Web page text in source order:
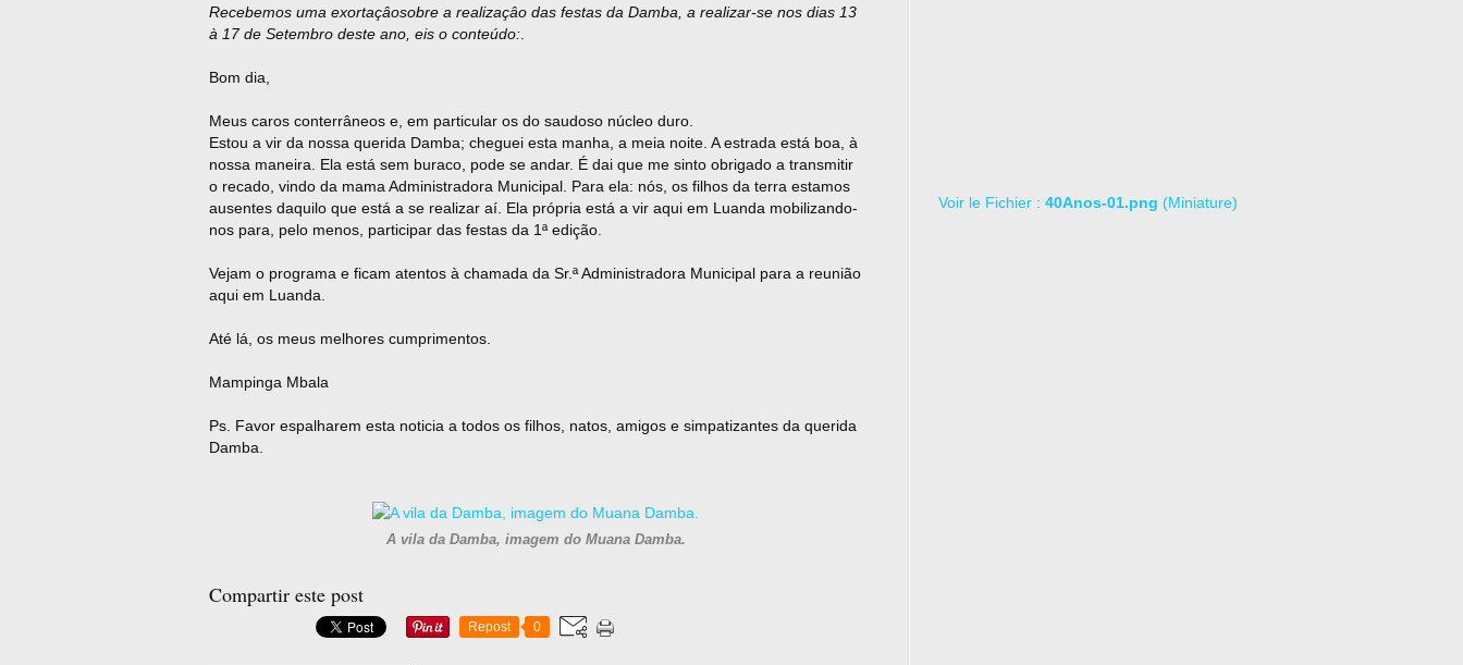
Recebemos uma exortaçâosobre a realizaçâo das festas da Damba, a realizar-se nos dias 13
à 17 de Setembro deste ano, eis o conteúdo:
Bom dia,
Meus caros conterrâneos e, em particular os do saudoso núcleo duro.
Estou a vir da nossa querida Damba; cheguei esta manha, a meia noite. A estrada está boa, à
nossa maneira. Ela está sem buraco, pode se andar. É dai que me sinto obrigado a transmitir
o recado, vindo da mama Administradora Municipal. Para ela: nós, os filhos da terra estamos
ausentes daquilo que está a se realizar aí. Ela própria está a vir aqui em Luanda mobilizando-
nos para, pelo menos, participar das festas da 1ª edição.
Vejam o programa e ficam atentos à chamada da Sr.ª Administradora Municipal para a reunião
aqui em Luanda.
Até lá, os meus melhores cumprimentos.
Mampinga Mbala
Ps. Favor espalharem esta noticia a todos os filhos, natos, amigos e simpatizantes da querida
Damba.
A vila da Damba, imagem do Muana Damba.
Compartir este post
Repost 0
Voir le Fichier : 40Anos-01.png (Miniature)